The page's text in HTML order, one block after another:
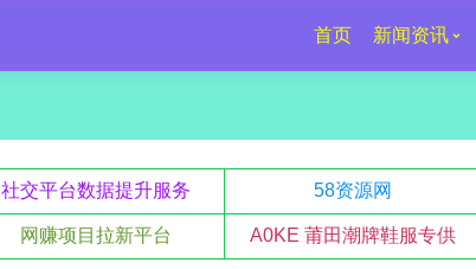
首页 新闻资讯
社交平台数据提升服务 58资源网
网赚项目拉新平台 A0KE 莆田潮牌鞋服专供